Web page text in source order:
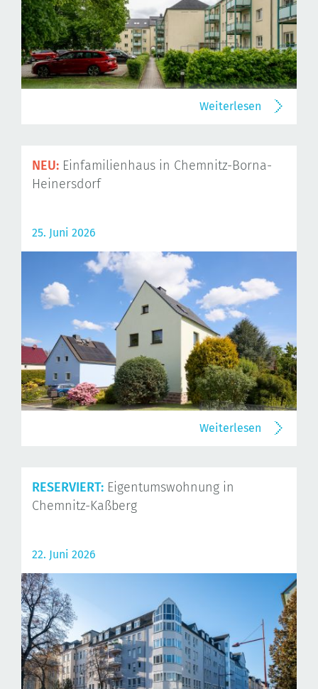
Weiterlesen
NEU: Einfamilienhaus in Chemnitz-Borna-
Heinersdorf
25. Juni 2026
Weiterlesen
RESERVIERT: Eigentumswohnung in
Chemnitz-Kaßberg
22. Juni 2026